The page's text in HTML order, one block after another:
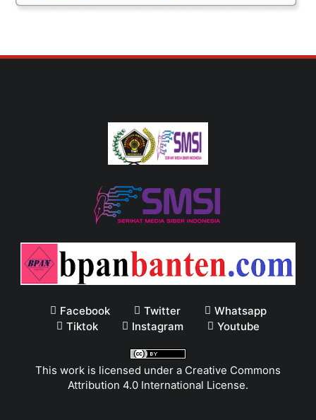
Facebook Twitter
Whatsapp
Tiktok
Instagram Youtube
This work is licensed under a Creative Commons
Attribution 4.0 International License.